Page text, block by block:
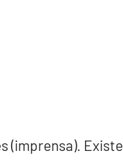
(imprensa). Existe